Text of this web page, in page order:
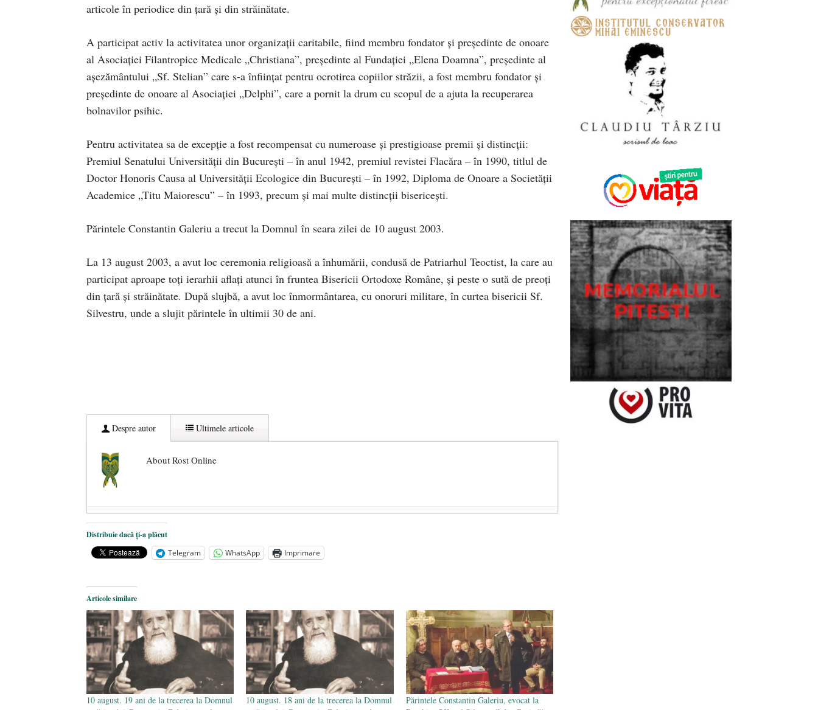
articole în periodice din ţară şi din străinătate.
A participat activ la activitatea unor organizaţii caritabile, fiind membru fondator şi preşedinte de onoare
al Asociaţiei Filantropice Medicale „Christiana”, preşedinte al Fundaţiei „Elena Doamna”, preşedinte al
aşezământului „Sf. Stelian” care s-a înfiinţat pentru ocrotirea copiilor străzii, a fost membru fondator şi
preşedinte de onoare al Asociaţiei „Delphi”, care a pornit la drum cu scopul de a ajuta la recuperarea
bolnavilor psihic.
Pentru activitatea sa de excepţie a fost recompensat cu numeroase şi prestigioase premii şi distincţii:
Premiul Senatului Universităţii din Bucureşti – în anul 1942, premiul revistei Flacăra – în 1990, titlul de
Doctor Honoris Causa al Universităţii Ecologice din Bucureşti – în 1992, Diploma de Onoare a Societăţii
Academice „Titu Maiorescu” – în 1993, precum şi mai multe distincţii bisericeşti.
Părintele Constantin Galeriu a trecut la Domnul în seara zilei de 10 august 2003.
La 13 august 2003, a avut loc ceremonia religioasă a înhumării, condusă de Patriarhul Teoctist, la care au
participat aproape toţi ierarhii aflaţi atunci în fruntea Bisericii Ortodoxe Române, şi peste o sută de preoţi
din ţară şi străinătate. După slujbă, a avut loc înmormântarea, cu onoruri militare, în curtea bisericii Sf.
Silvestru, unde a slujit părintele în ultimii 30 de ani.
Despre autor Ultimele articole
About Rost Online
Dezvăluiri cutremurătoare despre președintele Ucrainei, Volodymyr Zelensky
Statul care servește Națiunea - 21 aprilie 2026
Legea Vexler produce efecte. Bustul poetului Octavian Goga, înlăturat din Iași
Distribuie dacă ți-a plăcut
Telegram
WhatsApp Imprimare
Articole similare
10 august. 19 ani de la trecerea la Domnul
10 august. 18 ani de la trecerea la Domnul
Părintele Constantin Galeriu, evocat la